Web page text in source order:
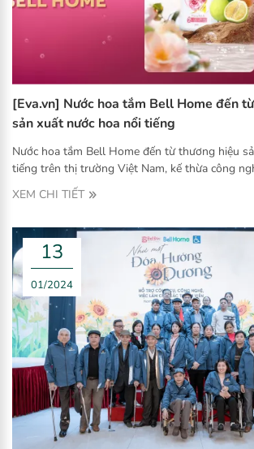
[Eva.vn] Nước hoa tắm Bell Home đến
sản xuất nước hoa nổi tiếng
Nước hoa tắm Bell Home đến từ thương hiệu
tiếng trên thị trường Việt Nam, kế thừa công
tầng từ Bell Flavors & Fragrances tại Đức. Hiện
nhanh chóng trở thành "cơn sốt" trên các kênh
XEM CHI TIẾT
13
01/2024